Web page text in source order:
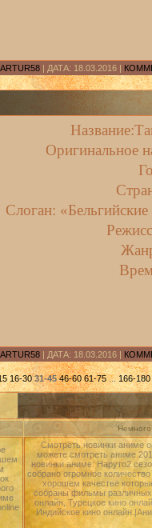
ARTUR58 | ДАТА: 18.03.2016 |
Оригинальное
Слоган:
ARTUR58 | ДАТА: 18.03.2016 |
16-30 31-45 46-60 61-75 ... 166-180
Смотреть новинки аниме
можете смотреть аниме
новинки аниме: Наруто2
собрано огромное
хорошем качестве
собраны фильмы различных
онлайн, Турецкое кино
Индийское кино